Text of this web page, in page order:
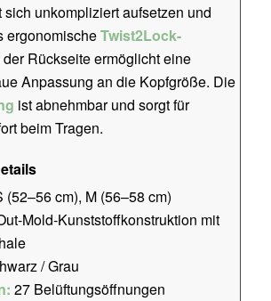
sich unkompliziert aufsetzen und
ergonomischeTwist2Lock-
der Rückseite ermöglicht eine
Anpassung an die Kopfgröße. Die
ist abnehmbar und sorgt für
beim Tragen.
(52–56 cm), M (56–58 cm)
Mold-Kunststoffkonstruktion mit
/ Grau
27 Belüftungsöffnungen